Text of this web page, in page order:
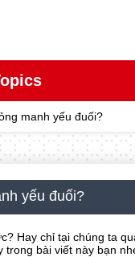
manh yếu đuối?
yếu đuối?
Hay chỉ tại chúng ta
trong bài viết này bạn